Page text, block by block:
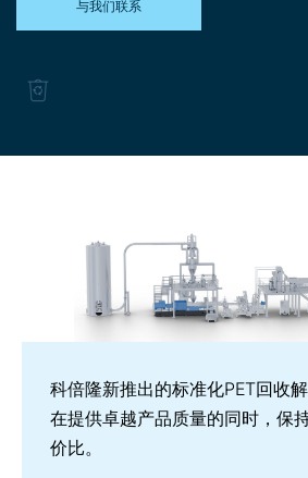
与我们联系
科倍隆新推出的标准化PET回收
在提供卓越产品质量的同时，保
价比。